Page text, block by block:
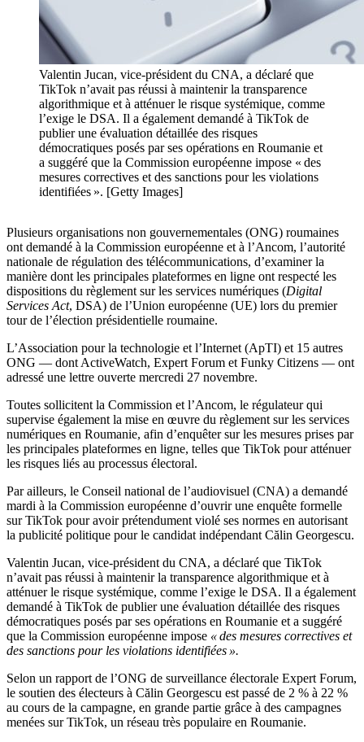
Valentin Jucan, vice-président du CNA, a déclaré que
TikTok n’avait pas réussi à maintenir la transparence
algorithmique et à atténuer le risque systémique, comme
l’exige le DSA. Il a également demandé à TikTok de
publier une évaluation détaillée des risques
démocratiques posés par ses opérations en Roumanie et
a suggéré que la Commission européenne impose « des
mesures correctives et des sanctions pour les violations
identifiées ». [Getty Images]
Plusieurs organisations non gouvernementales (ONG) roumaines
ont demandé à la Commission européenne et à l’Ancom, l’autorité
nationale de régulation des télécommunications, d’examiner la
manière dont les principales plateformes en ligne ont respecté les
dispositions du règlement sur les services numériques (Digital
Services Act, DSA) de l’Union européenne (UE) lors du premier
tour de l’élection présidentielle roumaine.
L’Association pour la technologie et l’Internet (ApTI) et 15 autres
ONG — dont ActiveWatch, Expert Forum et Funky Citizens — ont
adressé une lettre ouverte mercredi 27 novembre.
Toutes sollicitent la Commission et l’Ancom, le régulateur qui
supervise également la mise en œuvre du règlement sur les services
numériques en Roumanie, afin d’enquêter sur les mesures prises par
les principales plateformes en ligne, telles que TikTok pour atténuer
les risques liés au processus électoral.
Par ailleurs, le Conseil national de l’audiovisuel (CNA) a demandé
mardi à la Commission européenne d’ouvrir une enquête formelle
sur TikTok pour avoir prétendument violé ses normes en autorisant
la publicité politique pour le candidat indépendant Călin Georgescu.
Valentin Jucan, vice-président du CNA, a déclaré que TikTok
n’avait pas réussi à maintenir la transparence algorithmique et à
atténuer le risque systémique, comme l’exige le DSA. Il a également
demandé à TikTok de publier une évaluation détaillée des risques
démocratiques posés par ses opérations en Roumanie et a suggéré
que la Commission européenne impose « des mesures correctives et
des sanctions pour les violations identifiées ».
Selon un rapport de l’ONG de surveillance électorale Expert Forum,
le soutien des électeurs à Călin Georgescu est passé de 2 % à 22 %
au cours de la campagne, en grande partie grâce à des campagnes
menées sur TikTok, un réseau très populaire en Roumanie.